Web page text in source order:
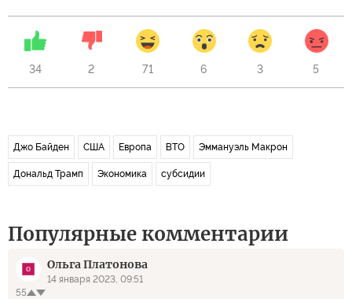
34 2 71 6 3 5
Джо Байден США Европа ВТО Эммануэль Макрон
Дональд Трамп Экономика субсидии
Популярные комментарии
Ольга Платонова
14 января 2023, 09:51
55